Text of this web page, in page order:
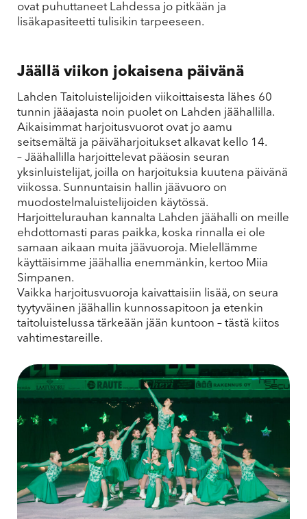
ovat puhuttaneet Lahdessa jo pitkään ja
lisäkapasiteetti tulisikin tarpeeseen.
Jäällä viikon jokaisena päivänä
Lahden Taitoluistelijoiden viikoittaisesta lähes 60
tunnin jääajasta noin puolet on Lahden jäähallilla.
Aikaisimmat harjoitusvuorot ovat jo aamu
seitsemältä ja päiväharjoitukset alkavat kello 14.
– Jäähallilla harjoittelevat pääosin seuran
yksinluistelijat, joilla on harjoituksia kuutena päivänä
viikossa. Sunnuntaisin hallin jäävuoro on
muodostelmaluistelijoiden käytössä.
Harjoittelurauhan kannalta Lahden jäähalli on meille
ehdottomasti paras paikka, koska rinnalla ei ole
samaan aikaan muita jäävuoroja. Mielellämme
käyttäisimme jäähallia enemmänkin, kertoo Miia
Simpanen.
Vaikka harjoitusvuoroja kaivattaisiin lisää, on seura
tyytyväinen jäähallin kunnossapitoon ja etenkin
taitoluistelussa tärkeään jään kuntoon – tästä kiitos
vahtimestareille.